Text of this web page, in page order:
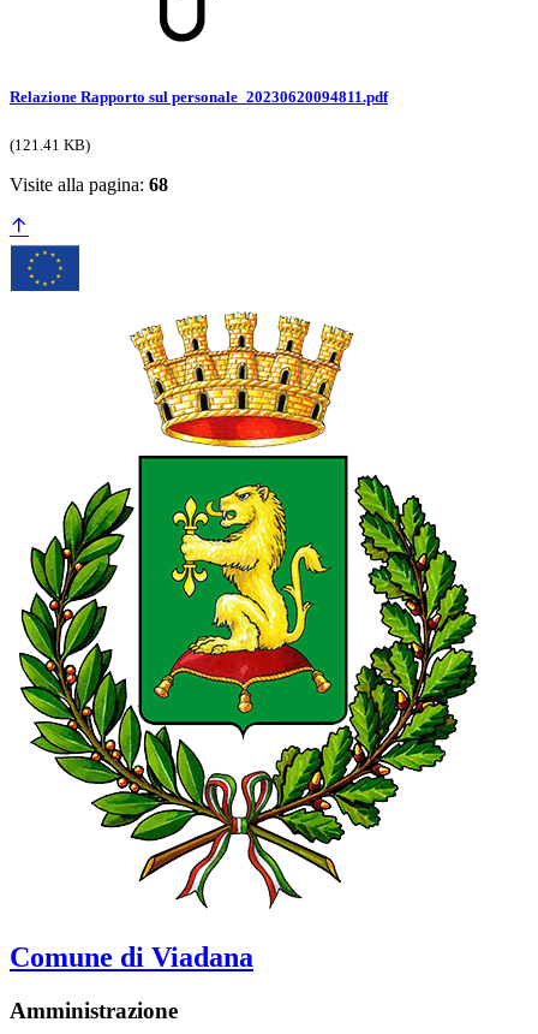
Relazione Rapporto sul personale_20230620094811.pdf
(121.41 KB)
Visite alla pagina: 68
Comune di Viadana
Amministrazione